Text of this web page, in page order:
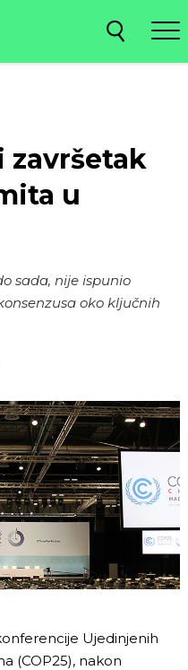
završetak
u
sada, nije ispunio
oko ključnih
Ujedinjenih
(COP25), nakon